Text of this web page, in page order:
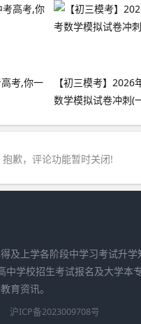
考,你一
【初三模考】2026
数学模拟试卷冲刺(
抱歉，评论功能暂时关闭!
及上学各阶段中学习考试升学
中学校招生考试报名及大学本
育资讯。
沪ICP备2023009708号